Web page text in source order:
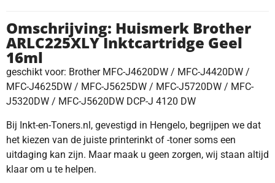
Omschrijving: Huismerk Brother
ARLC225XLY Inktcartridge Geel
16ml
geschikt voor: Brother MFC-J4620DW / MFC-J4420DW /
MFC-J4625DW / MFC-J5625DW / MFC-J5720DW / MFC-
J5320DW / MFC-J5620DW DCP-J 4120 DW
Bij Inkt-en-Toners.nl, gevestigd in Hengelo, begrijpen we dat
het kiezen van de juiste printerinkt of -toner soms een
uitdaging kan zijn. Maar maak u geen zorgen, wij staan altijd
klaar om u te helpen.